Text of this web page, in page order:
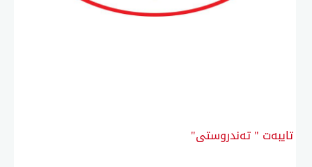
تایبەت " تەندروستی"